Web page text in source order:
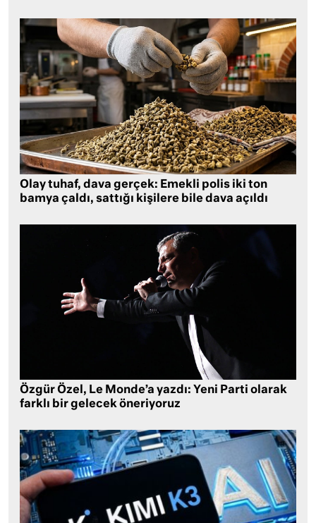
Olay tuhaf, dava gerçek: Emekli polis iki ton
bamya çaldı, sattığı kişilere bile dava açıldı
Özgür Özel, Le Monde’a yazdı: Yeni Parti olarak
farklı bir gelecek öneriyoruz